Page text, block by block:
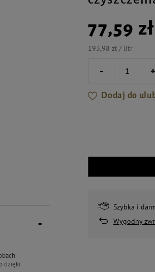
77,59 zł
193,98 zł / litr
-
Dodaj do
Szybka i
Wygodny
dzięki